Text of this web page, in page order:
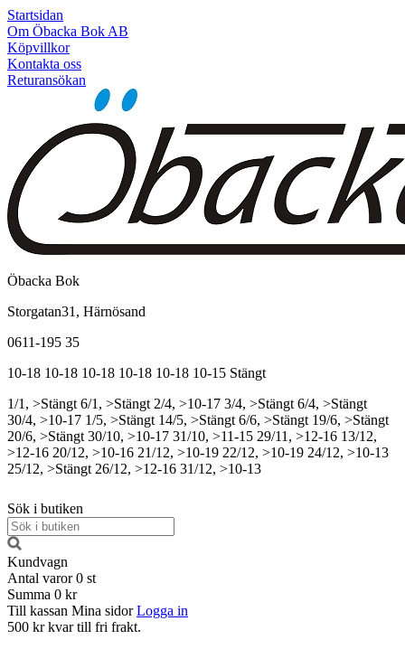
Startsidan
Om Öbacka Bok AB
Köpvillkor
Kontakta oss
Returansökan
Öbacka Bok
Storgatan31, Härnösand
0611-195 35
10-18 10-18 10-18 10-18 10-18 10-15 Stängt
1/1, >Stängt 6/1, >Stängt 2/4, >10-17 3/4, >Stängt 6/4, >Stängt
30/4, >10-17 1/5, >Stängt 14/5, >Stängt 6/6, >Stängt 19/6, >Stängt
20/6, >Stängt 30/10, >10-17 31/10, >11-15 29/11, >12-16 13/12,
>12-16 20/12, >10-16 21/12, >10-19 22/12, >10-19 24/12, >10-13
25/12, >Stängt 26/12, >12-16 31/12, >10-13
Sök i butiken
Kundvagn
Antal varor 0 st
Summa 0 kr
Till kassan Mina sidor Logga in
500 kr kvar till fri frakt.